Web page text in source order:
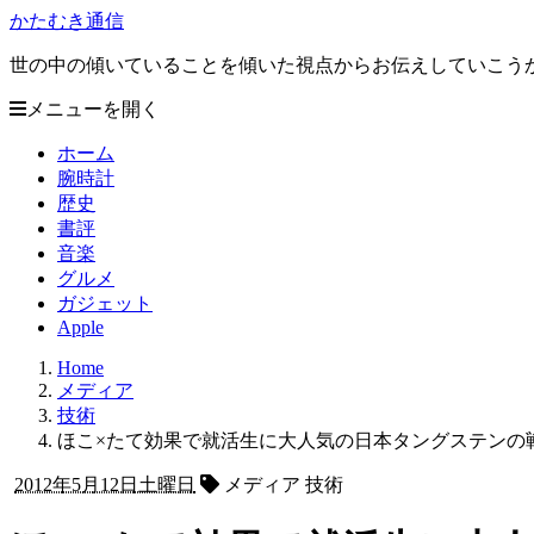
かたむき通信
世の中の傾いていることを傾いた視点からお伝えしていこう
メニューを開く
ホーム
腕時計
歴史
書評
音楽
グルメ
ガジェット
Apple
Home
メディア
技術
ほこ×たて効果で就活生に大人気の日本タングステンの
2012年5月12日土曜日 メディア 技術